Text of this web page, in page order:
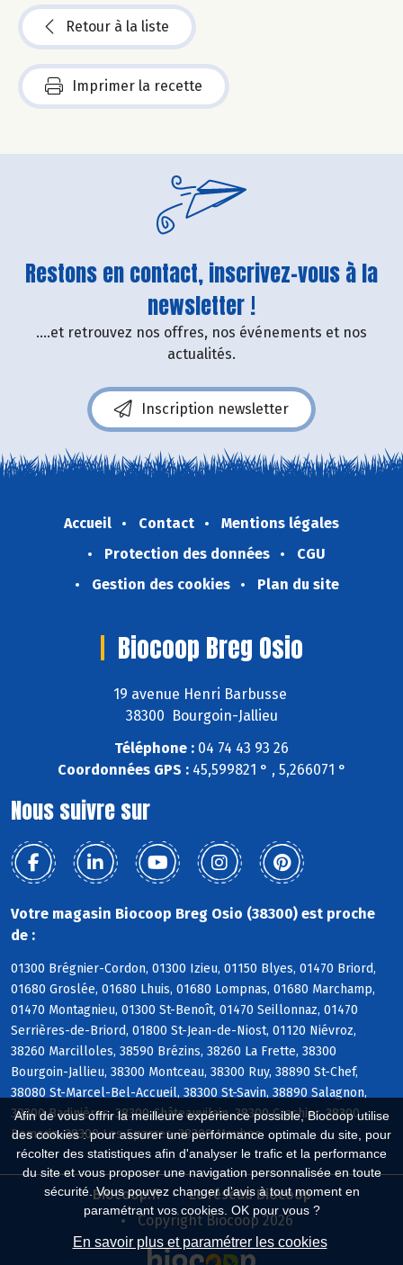
Afin de vous offrir la meilleure expérience possible, Biocoop utilise
des cookies : pour assurer une performance optimale du site, pour
récolter des statistiques afin d'analyser le trafic et la performance
du site et vous proposer une navigation personnalisée en toute
sécurité. Vous pouvez changer d'avis à tout moment en
paramétrant vos cookies. OK pour vous ?
En savoir plus et paramétrer les cookies
Retour à la liste
Imprimer la recette
Restons en contact, inscrivez-vous à la
newsletter !
....et retrouvez nos offres, nos événements et nos
actualités.
Inscription newsletter
Accueil Contact
Mentions légales
Protection des données
CGU
Gestion des cookies
Plan du site
Biocoop Breg Osio
19 avenue Henri Barbusse
38300 Bourgoin-Jallieu
Téléphone : 04 74 43 93 26
Coordonnées GPS :45,599821 ° , 5,266071 °
Nous suivre sur
Votre magasin Biocoop Breg Osio (38300) est proche
de :
01300 Brégnier-Cordon, 01300 Izieu, 01150 Blyes, 01470 Briord,
01680 Groslée, 01680 Lhuis, 01680 Lompnas, 01680 Marchamp,
01470 Montagnieu, 01300 St-Benoît, 01470 Seillonnaz, 01470
Serrières-de-Briord, 01800 St-Jean-de-Niost, 01120 Niévroz,
38260 Marcilloles, 38590 Brézins, 38260 La Frette, 38300
Bourgoin-Jallieu, 38300 Montceau, 38300 Ruy, 38890 St-Chef,
38080 St-Marcel-Bel-Accueil, 38300 St-Savin, 38890 Salagnon,
38300 Badinières, 38300 Châteauvilain, 38300 Crachier, 38300
Domarin, 38300 Les Eparres, 38300 Maubec
Biocoop.fr
Le réseau Biocoop
Copyright Biocoop 2026